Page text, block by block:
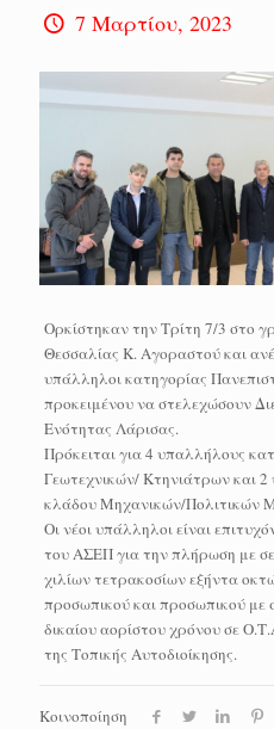
7 Μαρτίου, 2023
Ορκίστηκαν την Τρίτη 7/3 στο
Θεσσαλίας Κ. Αγοραστού και
υπάλληλοι κατηγορίας
προκειμένου να στελεχώσουν
Ενότητας Λάρισας.
Πρόκειται για 4 υπαλλήλους
Γεωτεχνικών/ Κτηνιάτρων και
κλάδου Μηχανικών/Πολιτικών
Οι νέοι υπάλληλοι είναι
του ΑΣΕΠ για την πλήρωση με
χιλίων τετρακοσίων εξήντα
προσωπικού και προσωπικού με
δικαίου αορίστου χρόνου σε
της Τοπικής Αυτοδιοίκησης.
Κοινοποίηση